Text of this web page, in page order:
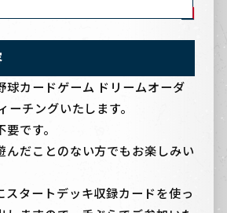
球カードゲーム ドリームオーダ
ーチングいたします。
です。
んだことのない方でもお楽しみい
スタートデッキ収録カードを使っ